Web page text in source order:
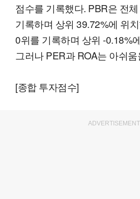
점수를 기록했다. PBR은 전
기록하며 상위 39.72%에 위
0위를 기록하며 상위 -0.18%
그러나 PER과 ROA는 아쉬
[종합 투자점수]
ADVERTISEMENT